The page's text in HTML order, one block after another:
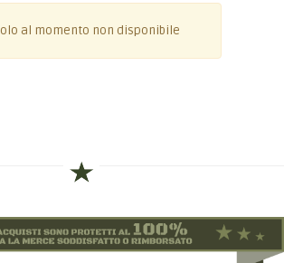
al momento non disponibile